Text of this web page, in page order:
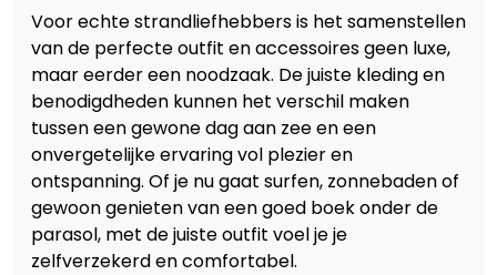
Voor echte strandliefhebbers is het samenstellen
van de perfecte outfit en accessoires geen luxe,
maar eerder een noodzaak. De juiste kleding en
benodigdheden kunnen het verschil maken
tussen een gewone dag aan zee en een
onvergetelijke ervaring vol plezier en
ontspanning. Of je nu gaat surfen, zonnebaden of
gewoon genieten van een goed boek onder de
parasol, met de juiste outfit voel je je
zelfverzekerd en comfortabel.